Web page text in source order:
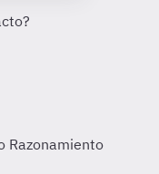
Razonamiento